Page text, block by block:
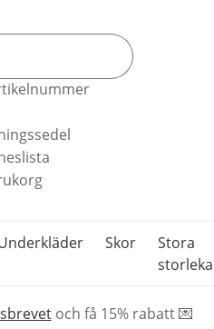
Skor
Stora
och få 15% rabatt 💌